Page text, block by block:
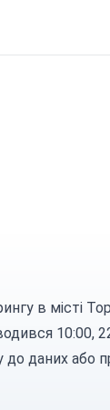
в місті
10:00,
даних або